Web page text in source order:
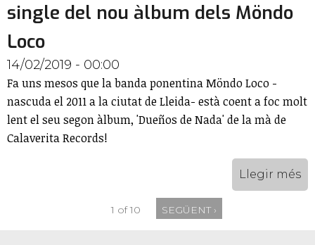
single del nou àlbum dels Möndo
Loco
14/02/2019 - 00:00
Fa uns mesos que la banda ponentina Möndo Loco -
nascuda el 2011 a la ciutat de Lleida- està coent a foc molt
lent el seu segon àlbum, 'Dueños de Nada' de la mà de
Calaverita Records!
Llegir més
1 of 10 SEGÜENT ›